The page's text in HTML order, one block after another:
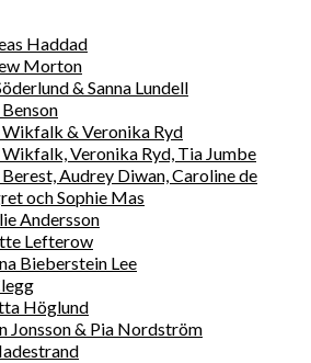
Haddad
Morton
& Sanna Lundell
Wikfalk & Veronika Ryd
Wikfalk, Veronika Ryd, Tia Jumbe
Audrey Diwan, Caroline de
och Sophie Mas
Andersson
Lefterow
Bieberstein Lee
Höglund
Jonsson & Pia Nordström